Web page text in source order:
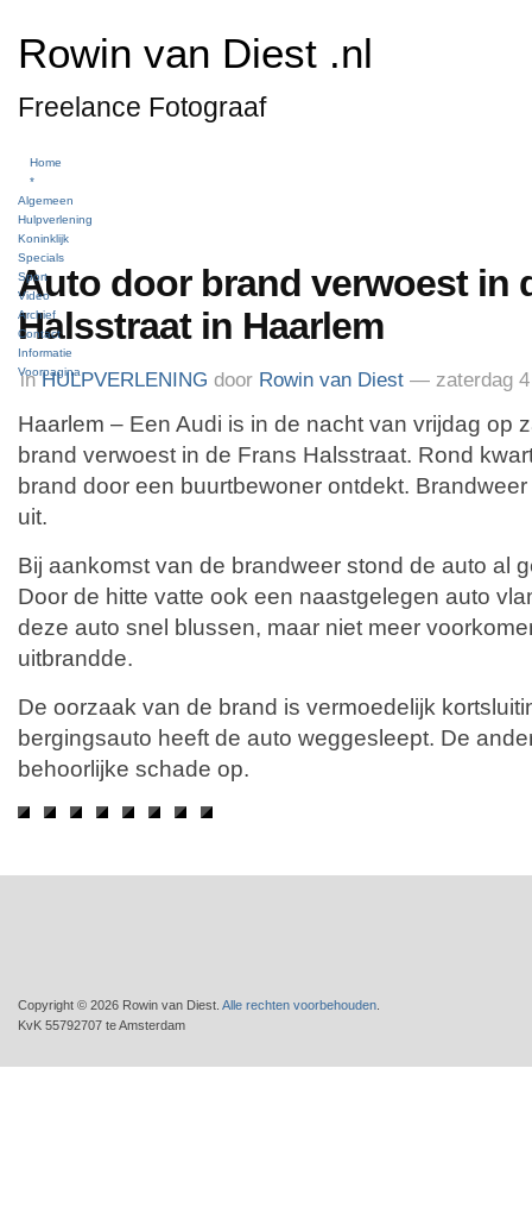
Rowin van Diest .nl
Freelance Fotograaf
Home
*
Algemeen
Hulpverlening
Koninklijk
Specials
Sport
Video
Archief
Contact
Informatie
Voorpagina
Auto door brand verwoest in
Halsstraat in Haarlem
inHULPVERLENING door Rowin van Diest — zaterdag 4
Haarlem – Een Audi is in de nacht van vrijdag op
brand verwoest in de Frans Halsstraat. Rond
brand door een buurtbewoner ontdekt.
uit.
Bij aankomst van de brandweer stond de auto al
Door de hitte vatte ook een naastgelegen auto
deze auto snel blussen, maar niet meer
uitbrandde.
De oorzaak van de brand is vermoedelijk
bergingsauto heeft de auto weggesleept. De
behoorlijke schade op.
Copyright © 2026 Rowin van Diest. Alle rechten voorbehouden
KvK 55792707 te Amsterdam